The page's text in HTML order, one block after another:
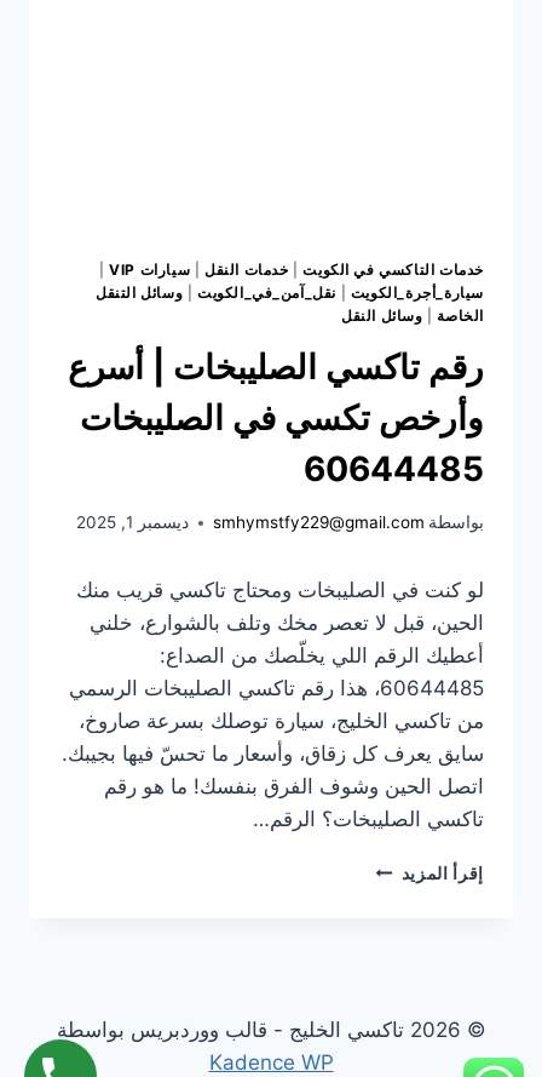
خدمات التاكسي في الكويت| خدمات النقل سيارات VIP
|
سيارة_أجرة_الكويت
نقل_آمن_في_الكويت
وسائل التنقل
الخاصة
وسائل النقل
رقم تاكسي الصليبخات | أسرع
وأرخص تكسي في الصليبخات
60644485
بواسطة smhymstfy229@gmail.com ديسمبر 1, 2025
لو كنت في الصليبخات ومحتاج تاكسي قريب منك
الحين، قبل لا تعصر مخك وتلف بالشوارع، خلني
أعطيك الرقم اللي يخلّصك من الصداع:
60644485، هذا رقم تاكسي الصليبخات الرسمي
من تاكسي الخليج، سيارة توصلك بسرعة صاروخ،
سايق يعرف كل زقاق، وأسعار ما تحسّ فيها بجيبك.
اتصل الحين وشوف الفرق بنفسك! ما هو رقم
تاكسي الصليبخات؟ الرقم…
إقرأ المزيد
© 2026 تاكسي الخليج - قالب ووردبريس بواسطة
Kadence WP